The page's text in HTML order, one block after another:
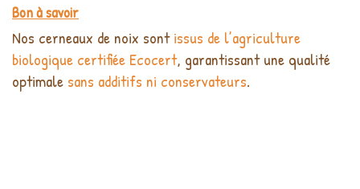
Bon à savoir
Nos cerneaux de noix sontissus de l’agriculture
biologique certifiée Ecocert, garantissant une qualité
optimale sans additifs ni conservateurs.